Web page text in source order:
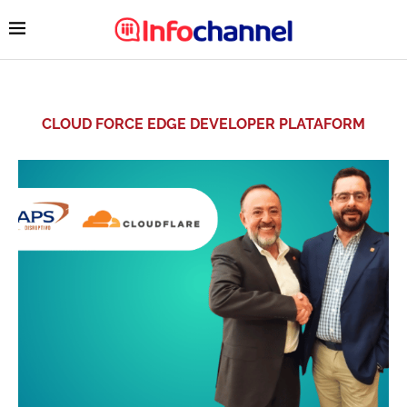
CLOUD FORCE EDGE DEVELOPER PLATAFORM